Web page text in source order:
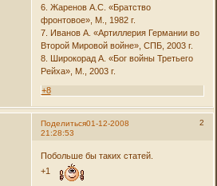
6. Жаренов А.С. «Братство
фронтовое», М., 1982 г.
7. Иванов А. «Артиллерия Германии во
Второй Мировой войне», СПБ, 2003 г.
8. Широкорад А. «Бог войны Третьего
Рейха», М., 2003 г.
+8
Поделиться 2
01-12-2008
21:28:53
Побольше бы таких статей.
+1